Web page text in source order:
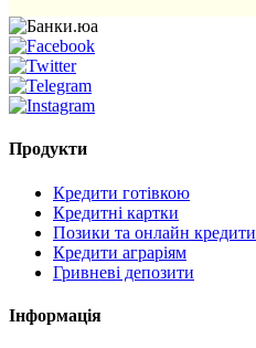
Продукти
Кредити готівкою
Кредитні картки
Позики та онлайн кредити
Кредити аграріям
Гривневі депозити
Інформація